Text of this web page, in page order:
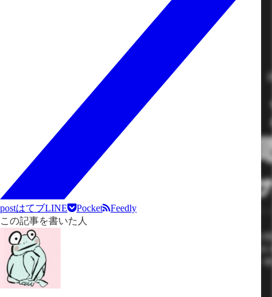
postはてブLINE Pocket
Feedly
この記事を書いた人